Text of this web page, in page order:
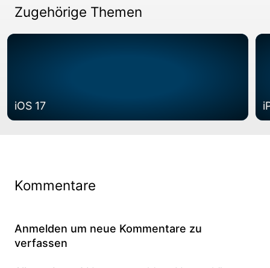
Zugehörige Themen
iOS 17
Kommentare
Anmelden um neue Kommentare zu
verfassen